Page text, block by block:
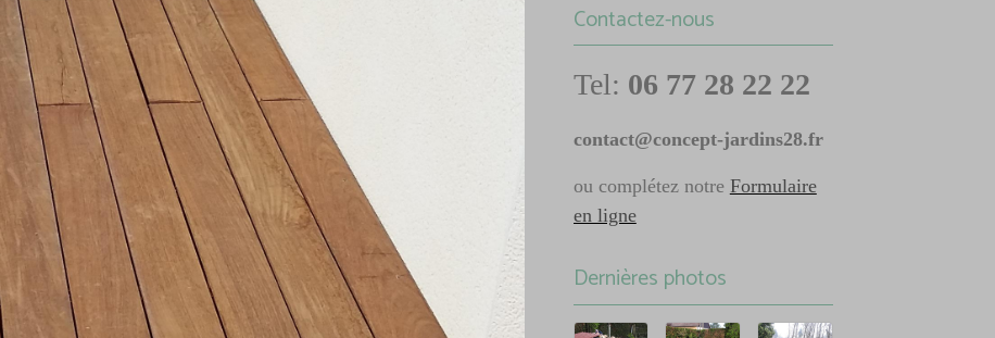
Contactez-nous
Tel: 06 77 28 22 22
contact@concept-jardins28.fr
ou complétez notre Formulaire
en ligne
Dernières photos